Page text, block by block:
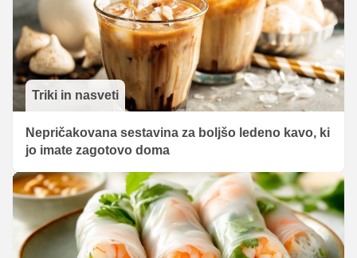
Triki in nasveti
Nepričakovana sestavina za boljšo ledeno kavo, ki
jo imate zagotovo doma